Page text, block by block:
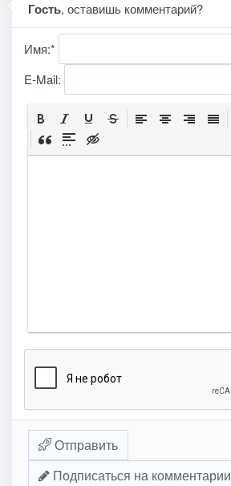
Гость, оставишь комментарий?
Имя:*
E-Mail:
Отправить
Подписаться на комментарии